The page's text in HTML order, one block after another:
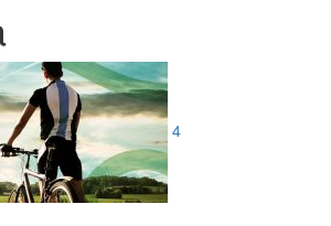
4